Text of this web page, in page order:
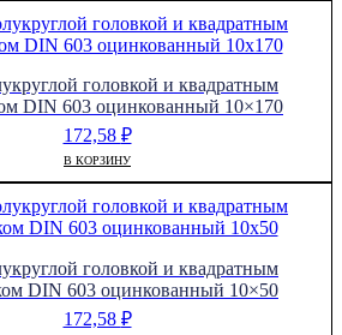
головкой и квадратным
DIN 603 оцинкованный 10×170
172,58 ₽
В КОРЗИНУ
головкой и квадратным
DIN 603 оцинкованный 10×50
172,58 ₽